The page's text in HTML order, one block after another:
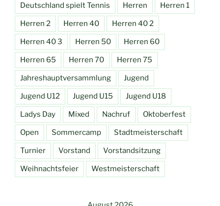
Deutschland spielt Tennis Herren Herren 1
Herren 2 Herren 40 Herren 40 2
Herren 40 3 Herren 50 Herren 60
Herren 65 Herren 70 Herren 75
Jahreshauptversammlung Jugend
Jugend U12 Jugend U15 Jugend U18
Ladys Day Mixed Nachruf Oktoberfest
Open Sommercamp Stadtmeisterschaft
Turnier Vorstand Vorstandsitzung
Weihnachtsfeier Westmeisterschaft